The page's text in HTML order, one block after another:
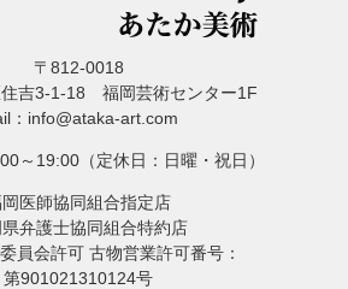
〒812-0018
吉3-1-18 福岡芸術センター1F
：info@ataka-art.com
～19:00（定休日：日曜・祝日）
医師協同組合指定店
弁護士協同組合特約店
員会許可 古物営業許可番号：
第901021310124号